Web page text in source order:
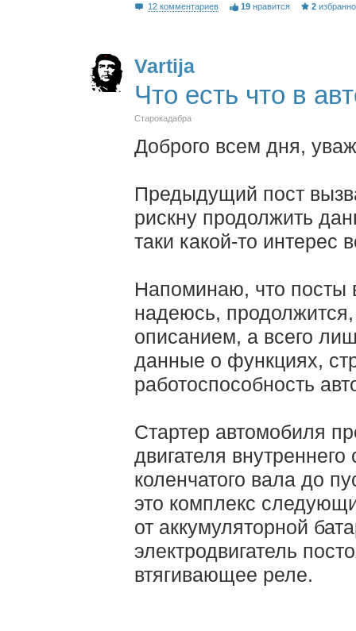
12 комментариев 19 нравится 2
Vartija
Что есть что в
Старокадабра
Доброго всем дня,
Предыдущий пост
рискну продолжить
таки какой-то интерес
Напоминаю, что посты
надеюсь,
описанием, а всего
данные о функциях,
работоспособность
Стартер автомобиля
двигателя
коленчатого вала до
это комплекс
от аккумуляторной
электродвигатель
втягивающее реле.